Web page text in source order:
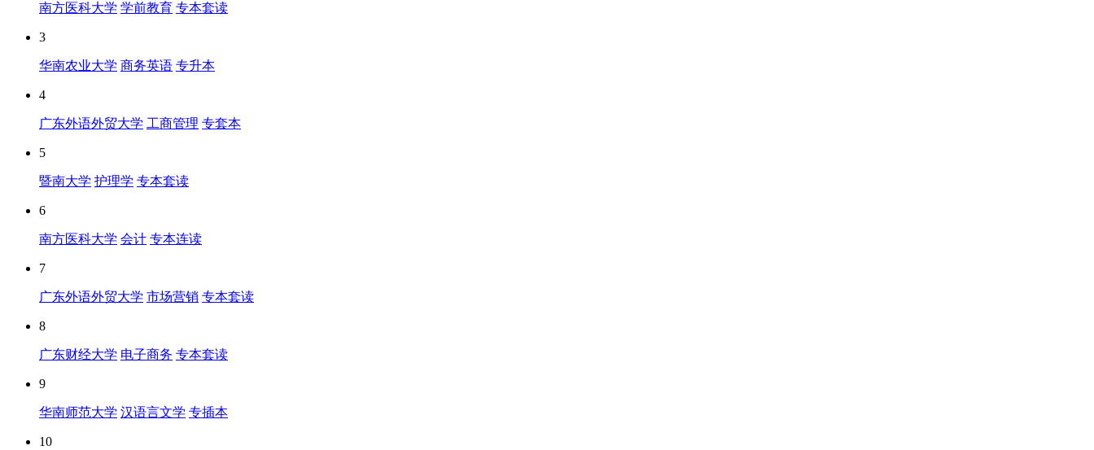
南方医科大学 学前教育 专本套读
3
华南农业大学 商务英语 专升本
4
广东外语外贸大学 工商管理 专套本
5
暨南大学 护理学 专本套读
6
南方医科大学 会计 专本连读
7
广东外语外贸大学 市场营销 专本套读
8
广东财经大学 电子商务 专本套读
9
华南师范大学 汉语言文学 专插本
10